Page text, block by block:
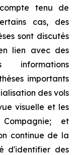
tenu de
cas, des
sont discutés
lien avec des
informations
importants
des vols
visuelle et les
et
continue de la
d'identifier des